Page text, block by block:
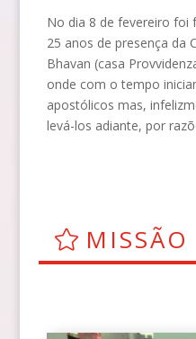
No dia 8 de fevereiro foi
25 anos de presença da
Bhavan (casa
onde com o tempo
apostólicos mas,
levá-los adiante, por
MISSÃO